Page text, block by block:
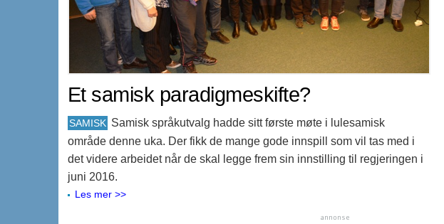
Et samisk paradigmeskifte?
SAMISK Samisk språkutvalg hadde sitt første møte i lulesamisk
område denne uka. Der fikk de mange gode innspill som vil tas med i
det videre arbeidet når de skal legge frem sin innstilling til regjeringen i
juni 2016.
Les mer >>